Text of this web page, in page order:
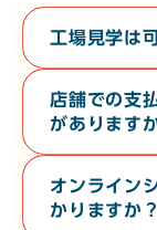
工場見学は
はい。教育旅行
す。無料で３０
日の１０日前ま
ください。
店舗での支
があります
現金・各クレジ
対応しておりま
オンライン
かりますか？